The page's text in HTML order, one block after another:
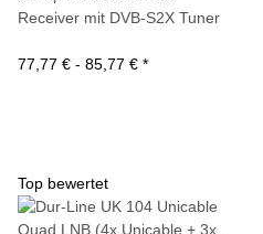
Receiver mit DVB-S2X Tuner
77,77 € - 85,77 € *
Top bewertet